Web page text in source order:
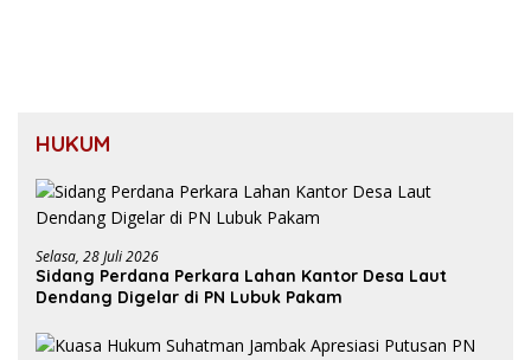
HUKUM
Selasa, 28 Juli 2026
Sidang Perdana Perkara Lahan Kantor Desa Laut
Dendang Digelar di PN Lubuk Pakam